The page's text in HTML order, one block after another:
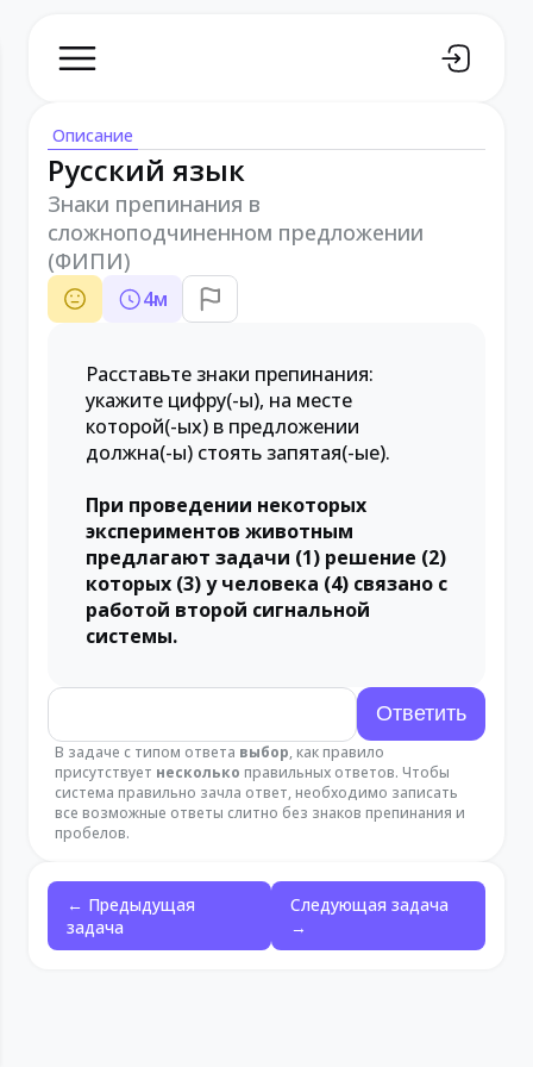
Описание
Русский язык
Знаки препинания в
сложноподчиненном предложении
(ФИПИ)
4м
Расставьте знаки препинания:
укажите цифру(-ы), на месте
которой(-ых) в предложении
должна(-ы) стоять запятая(-ые).
При проведении некоторых
экспериментов животным
предлагают задачи (1) решение (2)
которых (3) у человека (4) связано с
работой второй сигнальной
системы.
В задаче с типом ответа выбор, как правило
присутствует несколько правильных ответов. Чтобы
система правильно зачла ответ, необходимо записать
все возможные ответы слитно без знаков препинания и
пробелов.
← Предыдущая
задача
Следующая задача
→